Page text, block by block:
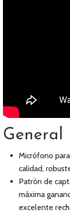
General
Micrófono
calidad,
Patrón de
máxima
excelente